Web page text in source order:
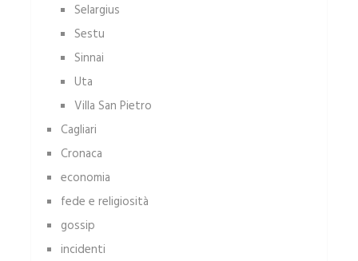
Selargius
Sestu
Sinnai
Uta
Villa San Pietro
Cagliari
Cronaca
economia
fede e religiosità
gossip
incidenti